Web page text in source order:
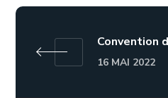
Convention
16 MAI 2022